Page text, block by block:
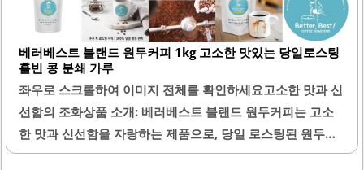
블렌드는 깊고 진한 풍미를 자랑하며, 아메리카노로 즐길 경
우 다크 초콜릿 같은 쌉싸름함이 입안 가득 퍼집니다. 라떼로
즐겨도 우유와 잘 어우러져 고소한 맛이 진하게 느껴집니다.
이 원두는 디카페인 특유의 밋밋함이 없으며, 원두 자체의 풍
미가 잘 살아 있습니다.포장은 깔끔하고 밀봉 상태가 좋아 신
선함을 잘 유지합니다. 부드러운 고소함이 중심을 이루어 부
담 없이 즐길 수 있습니다. 저녁에도 커피를 마시고 싶을 때,..
베러베스트 블랜드 원두커피 1kg 고소한 맛있는 당일로스팅
홀빈 콩 분쇄 가루
좌우로 스크롤하여 이미지 전체를 확인하세요고소한 맛과 신
선함의 조화상품 소개: 베러베스트 블랜드 원두커피는 고소
한 맛과 신선함을 자랑하는 제품으로, 당일 로스팅된 원두를
사용하여 최상의 품질을 제공합니다. 이 커피는 다양한 원두